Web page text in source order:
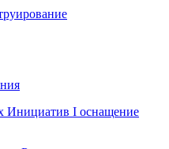
Инициатив I оснащение